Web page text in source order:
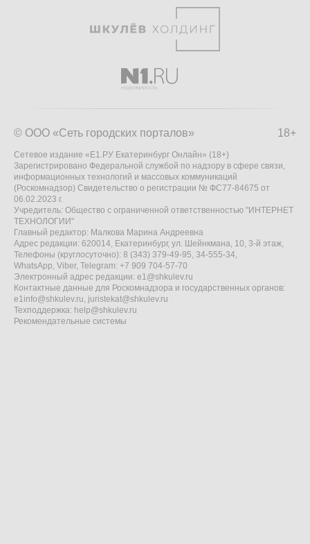
18+
© ООО «Сеть городских порталов»
Сетевое издание «Е1.РУ Екатеринбург Онлайн» (18+)
Зарегистрировано Федеральной службой по надзору в сфере связи,
информационных технологий и массовых коммуникаций
(Роскомнадзор) Свидетельство о регистрации № ФС77-84675 от
06.02.2023 г.
Учредитель: Общество с ограниченной ответственностью "ИНТЕРНЕТ
ТЕХНОЛОГИИ"
Главный редактор: Малкова Марина Андреевна
Адрес редакции: 620014, Екатеринбург, ул. Шейнкмана, 10, 3-й этаж,
Телефоны (круглосуточно): 8 (343) 379-49-95, 34-555-34,
WhatsApp, Viber, Telegram: +7 909 704-57-70
Электронный адрес редакции: e1@shkulev.ru
Контактные данные для Роскомнадзора и государственных органов:
e1info@shkulev.ru, juristekat@shkulev.ru
Техподдержка: help@shkulev.ru
Рекомендательные системы